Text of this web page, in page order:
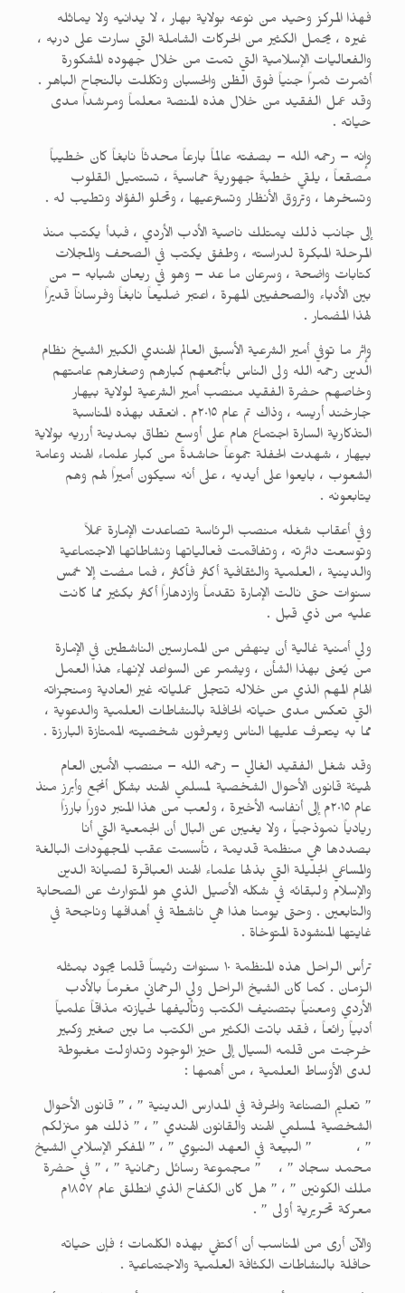
فهذا المركز وحيد من نوعه بولاية بهار ، لا يدانيه ولا يماثله
غيره ، يحمل الكثير من الحركات الشاملة التي سارت على دربه ،
والفعاليات الإسلامية التي تمت من خلال جهوده المشكورة
أثمرت ثمراً جنياً فوق الظن والحسبان وتكللت بالنجاح الباهر .
وقد عمل الفقيد من خلال هذه المنصة معلماً ومرشداً مدى
حياته .
وإنه – رحمه الله – بصفته عالماً بارعاً محدثاً نابغاً كان خطيباً
مصقعاً ، يلقي خطبةً جهوريةً حماسيةً ، تستميل القلوب
وتسخرها ، وتروق الأنظار وتسترعيها ، وتحلو الفؤاد وتطيب له .
إلى جانب ذلك يمتلك ناصية الأدب الأردي ، فبدأ يكتب منذ
المرحلة المبكرة لدراسته ، وطفق يكتب في الصحف والمجلات
كتابات واضحة ، وسرعان ما عد – وهو في ريعان شبابه – من
بين الأدباء والصحفيين المهرة ، اعتبر ضليعاً نابغاً وفرساناً قديراً
لهذا المضمار .
وإثر ما توفي أمير الشرعية الأسبق العالم الهندي الكبير الشيخ نظام
الدين رحمه الله ولى الناس بأجمعهم كبارهم وصغارهم عامتهم
وخاصهم حضرة الفقيد منصب أمير الشرعية لولاية بيهار
جارخند أريسه ، وذاك تم عام ٢٠١٥م . انعقد بهذه المناسبة
التذكارية السارة اجتماع هام على أوسع نطاق بمدينة أرريه بولاية
بيهار ، شهدت الحفلة جموعاً حاشدةً من كبار علماء الهند وعامة
الشعوب ، بايعوا على أيديه ، على أنه سيكون أميراً لهم وهم
يتابعونه .
وفي أعقاب شغله منصب الرئاسة تصاعدت الإمارة عملاً
وتوسعت دائرته ، وتفاقمت فعالياتها ونشاطاتها الاجتماعية
والدينية ، العلمية والثقافية أكثر فأكثر ، فما مضت إلا خمس
سنوات حتى نالت الإمارة تقدماً وازدهاراً أكثر بكثير مما كانت
عليه من ذي قبل .
ولي أمنية غالية أن ينهض من الممارسين الناشطين في الإمارة
من يُعنى بهذا الشأن ، ويشمر عن السواعد لإنهاء هذا العمل
الهام المهم الذي من خلاله تتجلى عملياته غير العادية ومنجزاته
التي تعكس مدى حياته الحافلة بالنشاطات العلمية والدعوية ،
مما به يتعرف عليها الناس ويعرفون شخصيته الممتازة البارزة .
وقد شغل الفقيد الغالي – رحمه الله – منصب الأمين العام
لهيئة قانون الأحوال الشخصية لمسلمي الهند بشكل أنجع وأبرز منذ
عام ٢٠١٥م إلى أنفاسه الأخيرة ، ولعب من هذا المنبر دوراً بارزاً
ريادياً نموذجياً ، ولا يغيبن عن البال أن الجمعية التي أنا
بصددها هي منظمة قديمة ، تأسست عقب المجهودات البالغة
والمساعي الجليلة التي بذلها علماء الهند العباقرة لصيانة الدين
والإسلام ولبقائه في شكله الأصيل الذي هو المتوارث عن الصحابة
والتابعين . وحتى يومنا هذا هي ناشطة في أهدافها وناجحة في
غايتها المنشودة المتوخاة .
ترأس الراحل هذه المنظمة ١٠ سنوات رئيساً قلما يجود بمثله
الزمان . كما كان الشيخ الراحل ولي الرحماني مغرماً بالأدب
الأردي ومعنياً بتصنيف الكتب وتأليفها لحيازته مذاقاً علمياً
أدبياً رائعاً ، فقد باتت الكثير من الكتب ما بين صغير وكبير
خرجت من قلمه السيال إلى حيز الوجود وتداولت مغبوطة
لدى الأوساط العلمية ، من أهمها :
” تعليم الصناعة والحرفة في المدارس الدينية ” ، ” قانون الأحوال
الشخصية لمسلمي الهند والقانون الهندي ” ، ” ذلك هو منزلكم
” ، ” البيعة في العهد النبوي ” ، ” المفكر الإسلامي الشيخ
محمد سجاد ” ، ” مجموعة رسائل رحمانية ” ، ” في حضرة
ملك الكونين ” ، ” هل كان الكفاح الذي انطلق عام ١٨٥٧م
معركة تحريرية أولى ” .
والآن أرى من المناسب أن أكتفي بهذه الكلمات ؛ فإن حياته
حافلة بالنشاطات الكثافة العلمية والاجتماعية .